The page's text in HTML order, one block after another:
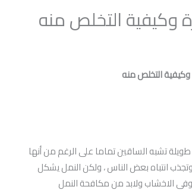
وكيفية التخلص منه
التخلص منه
تشبه الساقين تماما على الرغم من أنها
انتباه بعض الناس ، ولكن النمل يشكل
وفى الاخشاب ولابد من مكافحة النمل